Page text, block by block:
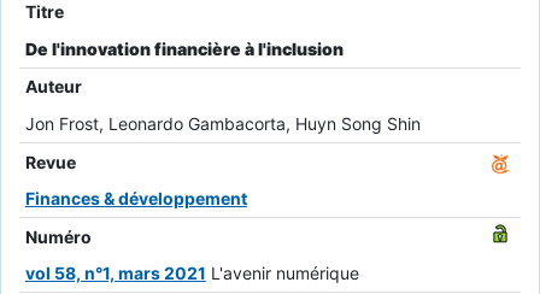
Titre
De l'innovation financière à l'inclusion
Auteur
Jon Frost, Leonardo Gambacorta, Huyn Song Shin
Revue
Finances & développement
Numéro
vol 58, n°1, mars 2021 L'avenir numérique